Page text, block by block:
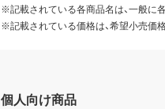
※記載されている各商品名は、一般に
※記載されている価格は、希望小売価格
個人向け商品